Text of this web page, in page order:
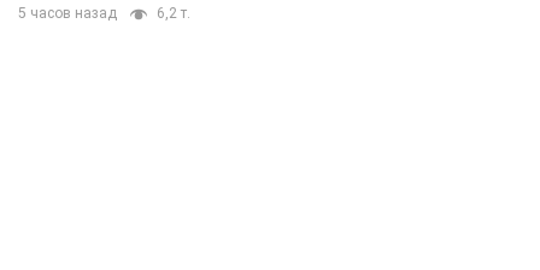
5 часов назад 6,2 т.